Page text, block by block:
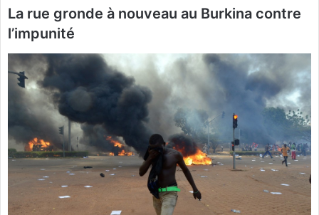
La rue gronde à nouveau au Burkina contre
l’impunité